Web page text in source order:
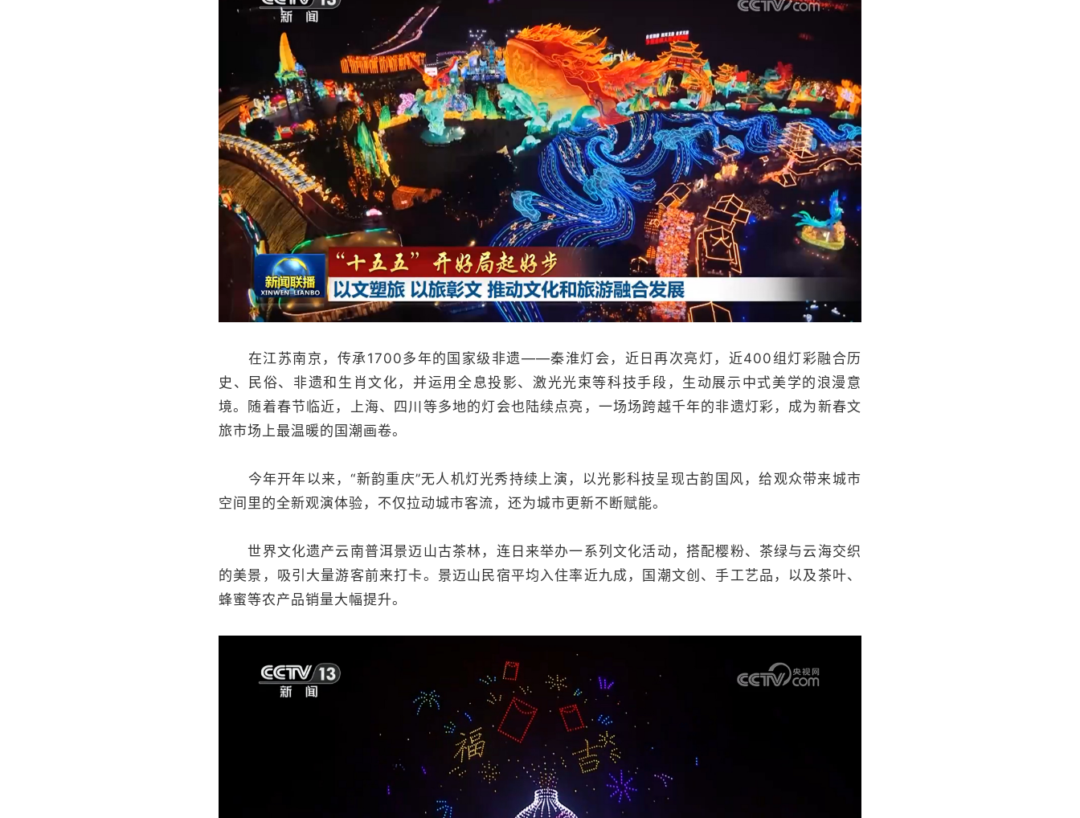
在江苏南京，传承1700多年的国家级非遗——秦淮灯会，近日再次亮灯，近400组灯彩融合历
史、民俗、非遗和生肖文化，并运用全息投影、激光光束等科技手段，生动展示中式美学的浪漫意
境。随着春节临近，上海、四川等多地的灯会也陆续点亮，一场场跨越千年的非遗灯彩，成为新春文
旅市场上最温暖的国潮画卷。
今年开年以来，“新韵重庆”无人机灯光秀持续上演，以光影科技呈现古韵国风，给观众带来城市
空间里的全新观演体验，不仅拉动城市客流，还为城市更新不断赋能。
世界文化遗产云南普洱景迈山古茶林，连日来举办一系列文化活动，搭配樱粉、茶绿与云海交织
的美景，吸引大量游客前来打卡。景迈山民宿平均入住率近九成，国潮文创、手工艺品，以及茶叶、
蜂蜜等农产品销量大幅提升。